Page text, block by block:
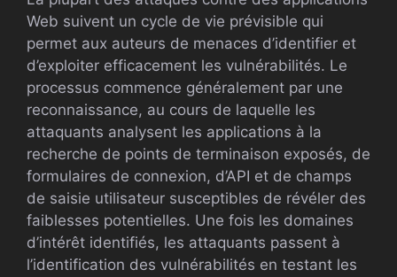
Web suivent un cycle de vie prévisible qui
permet aux auteurs de menaces d’identifier et
d’exploiter efficacement les vulnérabilités. Le
processus commence généralement par une
reconnaissance, au cours de laquelle les
attaquants analysent les applications à la
recherche de points de terminaison exposés, de
formulaires de connexion, d’API et de champs
de saisie utilisateur susceptibles de révéler des
faiblesses potentielles. Une fois les domaines
d’intérêt identifiés, les attaquants passent à
l’identification des vulnérabilités en testant les